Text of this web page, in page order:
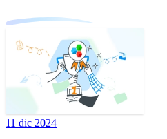
11 dic 2024